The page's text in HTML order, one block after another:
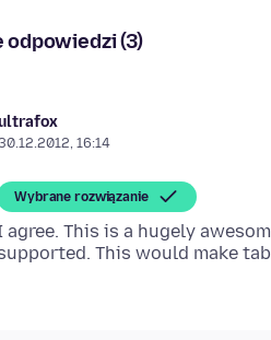
odpowiedzi (3)
16:14
Wybrane rozwiązanie
agree. This is a hugely